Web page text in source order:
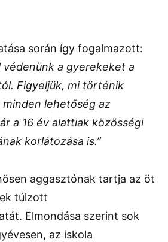
során így fogalmazott:
védenünk a gyerekeket a
Figyeljük, mi történik
minden lehetőség az
a 16 év alattiak közösségi
korlátozása is.”
aggasztónak tartja az öt
túlzott
Elmondása szerint sok
az iskola